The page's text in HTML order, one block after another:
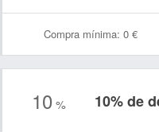
Compra mínima: 0 €
10 % 10% de
Nombre:
Correo electrónico: